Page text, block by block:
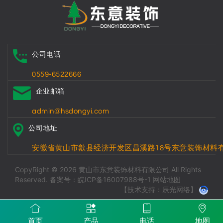
公司电话
0559-6522666
企业邮箱
admin@hsdongyi.com
公司地址
安徽省黄山市歙县经济开发区昌溪路18号东意装饰材料
CopyRight © 2026 黄山市东意装饰材料有限公司 All Rights
Reserved. 备案号：皖ICP备16007988号-1 网站地图
【技术支持：辰光网络】
首页 产品 电话 地图